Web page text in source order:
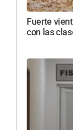
Fuerte
con las